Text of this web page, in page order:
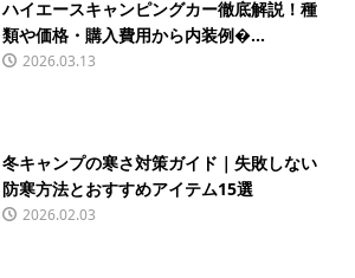
ハイエースキャンピングカー徹底解説！種
類や価格・購入費用から内装例�...
2026.03.13
冬キャンプの寒さ対策ガイド｜失敗しない
防寒方法とおすすめアイテム15選
2026.02.03